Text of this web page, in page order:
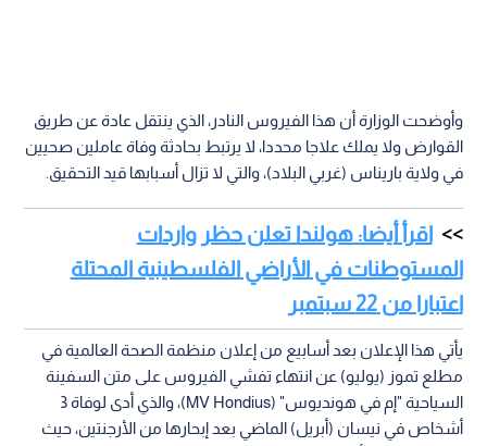
وأوضحت الوزارة أن هذا الفيروس النادر، الذي ينتقل عادة عن طريق
القوارض ولا يملك علاجا محددا، لا يرتبط بحادثة وفاة عاملين صحيين
في ولاية باريناس (غربي البلاد)، والتي لا تزال أسبابها قيد التحقيق.
اقرأ أيضا: هولندا تعلن حظر واردات
المستوطنات في الأراضي الفلسطينية المحتلة
اعتبارا من 22 سبتمبر
يأتي هذا الإعلان بعد أسابيع من إعلان منظمة الصحة العالمية في
مطلع تموز (يوليو) عن انتهاء تفشي الفيروس على متن السفينة
السياحية "إم في هونديوس" (MV Hondius)، والذي أدى لوفاة 3
أشخاص في نيسان (أبريل) الماضي بعد إبحارها من الأرجنتين، حيث